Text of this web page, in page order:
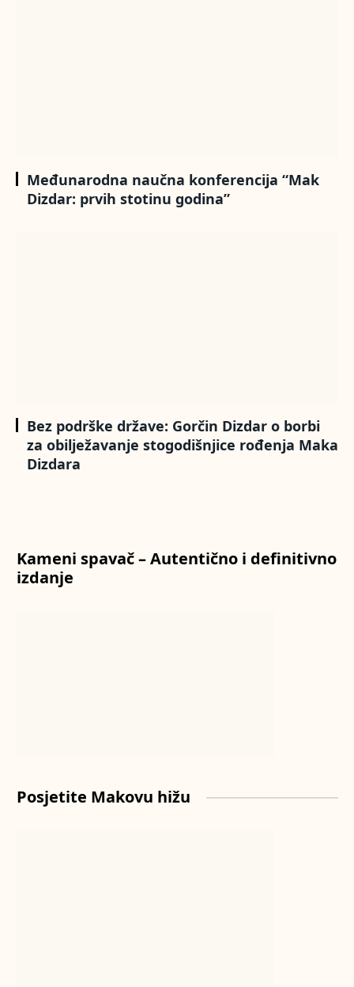
Međunarodna naučna konferencija “Mak
Dizdar: prvih stotinu godina”
Bez podrške države: Gorčin Dizdar o borbi
za obilježavanje stogodišnjice rođenja Maka
Dizdara
Kameni spavač – Autentično i definitivno
izdanje
Posjetite Makovu hižu